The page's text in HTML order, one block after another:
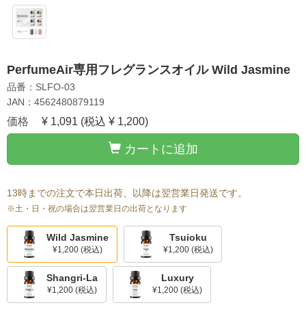
PerfumeAir専用フレグランスオイル Wild Jasmine
品番：SLFO-03
JAN：4562480879119
価格 ¥ 1,091 (税込 ¥ 1,200)
カートに追加
13時までの注文で本日出荷、以降は翌営業日発送です。
※土・日・祝の場合は翌営業日の出荷となります
Wild Jasmine
¥1,200 (税込)
Tsuioku
¥1,200 (税込)
Shangri-La
¥1,200 (税込)
Luxury
¥1,200 (税込)